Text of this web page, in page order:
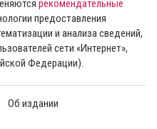
рекомендательные
предоставления
и анализа сведений,
сети «Интернет»,
Федерации).
Об издании